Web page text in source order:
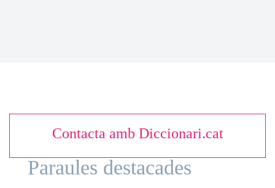
Contacta amb Diccionari.cat
Paraules destacades